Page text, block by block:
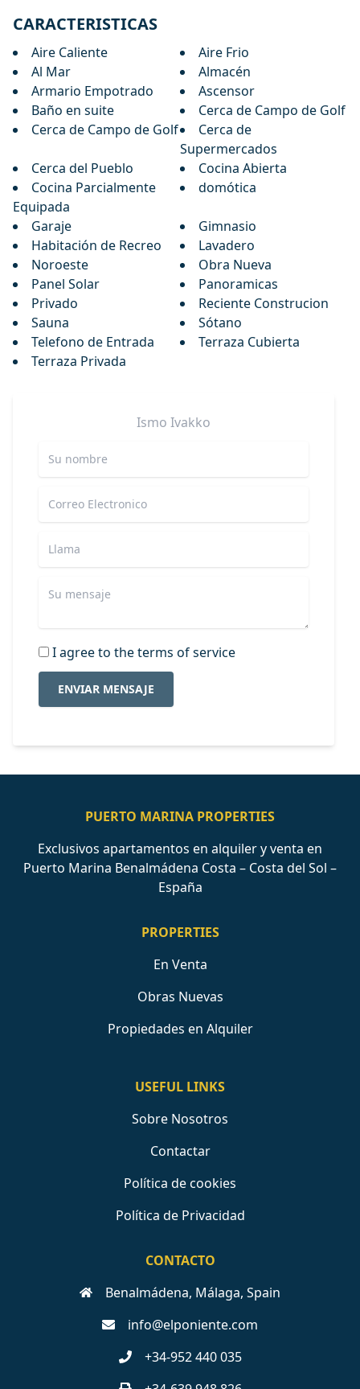
CARACTERISTICAS
Aire Caliente
Aire Frio
Al Mar
Almacén
Armario Empotrado
Ascensor
Baño en suite
Cerca de Campo de Golf
Cerca de Campo de Golf
Cerca de
Supermercados
Cerca del Pueblo
Cocina Abierta
Cocina Parcialmente
Equipada
domótica
Garaje
Gimnasio
Habitación de Recreo
Lavadero
Noroeste
Obra Nueva
Panel Solar
Panoramicas
Privado
Reciente Construcion
Sauna
Sótano
Telefono de Entrada
Terraza Cubierta
Terraza Privada
Ismo Ivakko
I agree to the terms of service
ENVIAR MENSAJE
PUERTO MARINA PROPERTIES
Exclusivos apartamentos en alquiler y venta en
Puerto Marina Benalmádena Costa – Costa del Sol –
España
PROPERTIES
En Venta
Obras Nuevas
Propiedades en Alquiler
USEFUL LINKS
Sobre Nosotros
Contactar
Política de cookies
Política de Privacidad
CONTACTO
Benalmádena, Málaga, Spain
info@elponiente.com
+34-952 440 035